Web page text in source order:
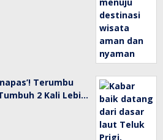
Terumbu
2 Kali Lebi…